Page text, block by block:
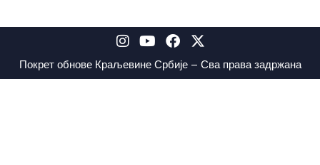
Покрет обнове Краљевине Србије – Сва права задржана